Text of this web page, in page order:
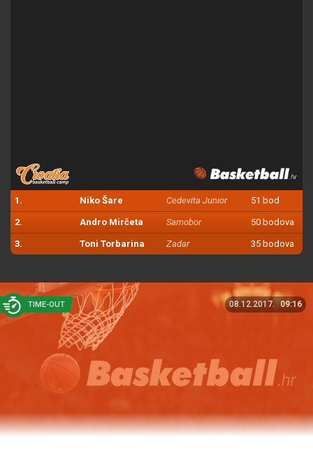
1. Niko Šare Cedevita Junior 51 bod
2. Andro Mirčeta Samobor 50 bodova
3. Toni Torbarina Zadar 35 bodova
TIME-OUT 08.12.2017. 09:16